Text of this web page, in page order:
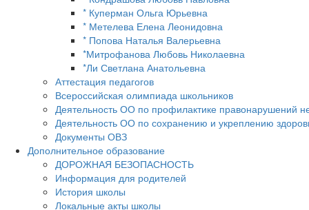
* Куперман Ольга Юрьевна
* Метелева Елена Леонидовна
* Попова Наталья Валерьевна
*Митрофанова Любовь Николаевна
*Ли Светлана Анатольевна
Аттестация педагогов
Всероссийская олимпиада школьников
Деятельность ОО по профилактике правонарушений
Деятельность ОО по сохранению и укреплению
Документы ОВЗ
Дополнительное образование
ДОРОЖНАЯ БЕЗОПАСНОСТЬ
Информация для родителей
История школы
Локальные акты школы